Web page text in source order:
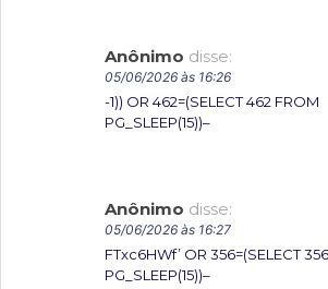
Anônimo disse:
05/06/2026 às 16:26
-1)) OR 462=(SELECT 462 FROM
PG_SLEEP(15))–
Anônimo disse:
05/06/2026 às 16:27
FTxc6HWf’ OR 356=(SELECT
PG_SLEEP(15))–